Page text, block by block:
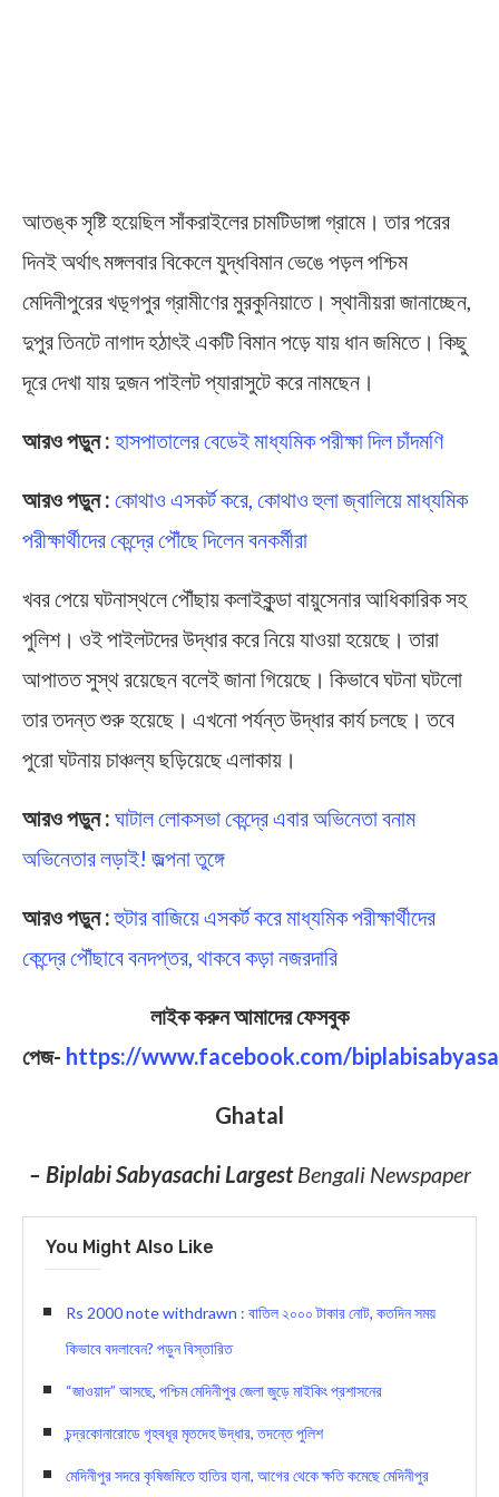
আতঙ্ক সৃষ্টি হয়েছিল সাঁকরাইলের চামটিডাঙ্গা গ্রামে। তার পরের
দিনই অর্থাৎ মঙ্গলবার বিকেলে যুদ্ধবিমান ভেঙে পড়ল পশ্চিম
মেদিনীপুরের খড়্গপুর গ্রামীণের মুরকুনিয়াতে। স্থানীয়রা জানাচ্ছেন,
দুপুর তিনটে নাগাদ হঠাৎই একটি বিমান পড়ে যায় ধান জমিতে। কিছু
দূরে দেখা যায় দুজন পাইলট প্যারাসুটে করে নামছেন।
আরও পড়ুন : হাসপাতালের বেডেই মাধ্যমিক পরীক্ষা দিল চাঁদমণি
আরও পড়ুন : কোথাও এসকর্ট করে, কোথাও হুলা জ্বালিয়ে মাধ্যমিক
পরীক্ষার্থীদের কেন্দ্রে পৌঁছে দিলেন বনকর্মীরা
খবর পেয়ে ঘটনাস্থলে পৌঁছায় কলাইকুন্ডা বায়ুসেনার আধিকারিক সহ
পুলিশ। ওই পাইলটদের উদ্ধার করে নিয়ে যাওয়া হয়েছে। তারা
আপাতত সুস্থ রয়েছেন বলেই জানা গিয়েছে। কিভাবে ঘটনা ঘটলো
তার তদন্ত শুরু হয়েছে। এখনো পর্যন্ত উদ্ধার কার্য চলছে। তবে
পুরো ঘটনায় চাঞ্চল্য ছড়িয়েছে এলাকায়।
আরও পড়ুন : ঘাটাল লোকসভা কেন্দ্রে এবার অভিনেতা বনাম
অভিনেতার লড়াই! জল্পনা তুঙ্গে
আরও পড়ুন : হুটার বাজিয়ে এসকর্ট করে মাধ্যমিক পরীক্ষার্থীদের
কেন্দ্রে পৌঁছাবে বনদপ্তর, থাকবে কড়া নজরদারি
লাইক করুন আমাদের ফেসবুক
পেজ- https://www.facebook.com/
Ghatal
– Biplabi Sabyasachi LargestBengali Newspaper
You Might Also Like
Rs 2000 note withdrawn : বাতিল ২০০০ টাকার নোট, কতদিন সময়
কিভাবে বদলাবেন? পড়ুন বিস্ত‍ারিত
“জাওয়াদ” আসছে, পশ্চিম মেদিনীপুর জেলা জুড়ে মাইকিং প্রশাসনের
চন্দ্রকোনারোডে গৃহবধূর মৃতদেহ উদ্ধার, তদন্তে পুলিশ
মেদিনীপুর সদরে কৃষিজমিতে হাতির হানা, আগের থেকে ক্ষতি কমেছে মেদিনীপুর